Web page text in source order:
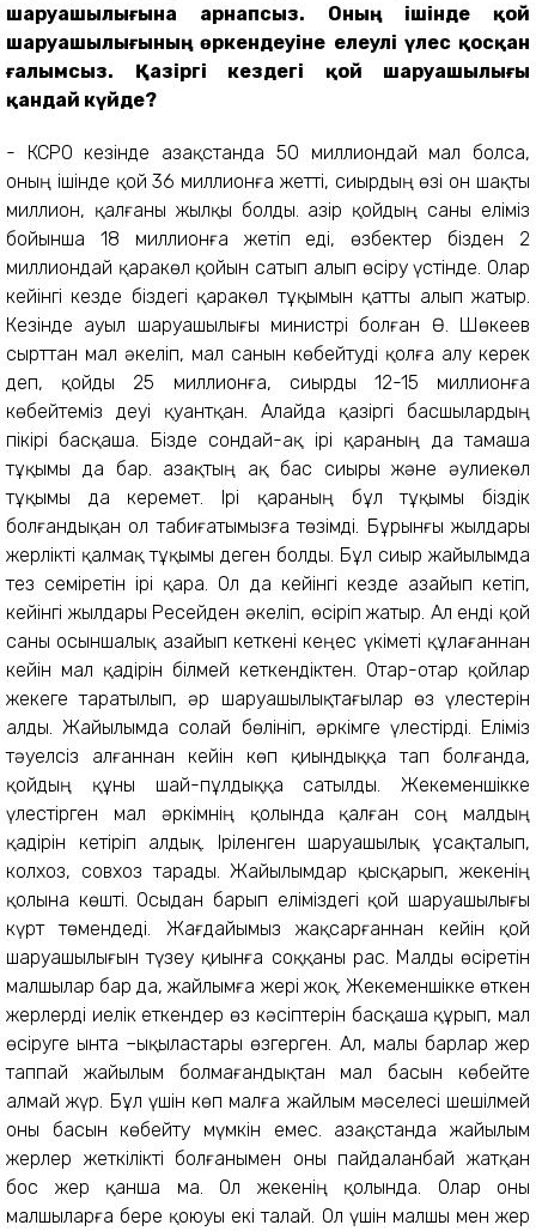
шаруашылығына арнапсыз. Оның ішінде қой
шаруашылығының өркендеуіне елеулі үлес қосқан
ғалымсыз. Қазіргі кездегі қой шаруашылығы
қандай күйде?
- КСРО кезінде Қазақстанда 50 миллиондай мал болса,
оның ішінде қой 36 миллионға жетті, сиырдың өзі он шақты
миллион, қалғаны жылқы болды. Қазір қойдың саны еліміз
бойынша 18 миллионға жетіп еді, өзбектер бізден 2
миллиондай қаракөл қойын сатып алып өсіру үстінде. Олар
кейінгі кезде біздегі қаракөл тұқымын қатты алып жатыр.
Кезінде ауыл шаруашылығы министрі болған Ө. Шөкеев
сырттан мал әкеліп, мал санын көбейтуді қолға алу керек
деп, қойды 25 миллионға, сиырды 12-15 миллионға
көбейтеміз деуі қуантқан. Алайда қазіргі басшылардың
пікірі басқаша. Бізде сондай-ақ ірі қараның да тамаша
тұқымы да бар. Қазақтың ақ бас сиыры және әулиекөл
тұқымы да керемет. Ірі қараның бұл тұқымы біздік
болғандықан ол табиғатымызға төзімді. Бұрынғы жылдары
жерлікті қалмақ тұқымы деген болды. Бұл сиыр жайылымда
тез семіретін ірі қара. Ол да кейінгі кезде азайып кетіп,
кейінгі жылдары Ресейден әкеліп, өсіріп жатыр. Ал енді қой
саны осыншалық азайып кеткені кеңес үкіметі құлағаннан
кейін мал қадірін білмей кеткендіктен. Отар-отар қойлар
жекеге таратылып, әр шаруашылықтағылар өз үлестерін
алды. Жайылымда солай бөлініп, әркімге үлестірді. Еліміз
тәуелсіз алғаннан кейін көп қиындыққа тап болғанда,
қойдың құны шай-пұлдыққа сатылды. Жекеменшікке
үлестірген мал әркімнің қолында қалған соң малдың
қадірін кетіріп алдық. Іріленген шаруашылық ұсақталып,
колхоз, совхоз тарады. Жайылымдар қысқарып, жекенің
қолына көшті. Осыдан барып еліміздегі қой шаруашылығы
күрт төмендеді. Жағдайымыз жақсарғаннан кейін қой
шаруашылығын түзеу қиынға соққаны рас. Малды өсіретін
малшылар бар да, жайлымға жері жоқ. Жекеменшікке өткен
жерлерді иелік еткендер өз кәсіптерін басқаша құрып, мал
өсіруге ынта –ықыластары өзгерген. Ал, малы барлар жер
таппай жайылым болмағандықтан мал басын көбейте
алмай жүр. Бұл үшін көп малға жайлым мәселесі шешілмей
оны басын көбейту мүмкін емес. Қазақстанда жайылым
жерлер жеткілікті болғанымен оны пайдаланбай жатқан
бос жер қанша ма. Ол жекенің қолында. Олар оны
малшыларға бере қоюуы екі талай. Ол үшін малшы мен жер